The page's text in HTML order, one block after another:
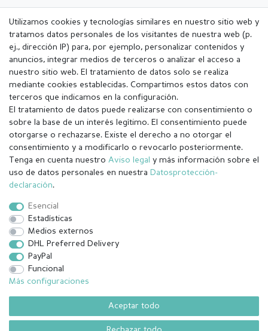
Aviso legal Política de Privacidad
Utilizamos cookies y tecnologías similares en nuestro sitio web y
tratamos datos personales de los visitantes de nuestra web (p.
ej., dirección IP) para, por ejemplo, personalizar contenidos y
anuncios, integrar medios de terceros o analizar el acceso a
nuestro sitio web. El tratamiento de datos solo se realiza
mediante cookies establecidas. Compartimos estos datos con
terceros que indicamos en la configuración.
El tratamiento de datos puede realizarse con consentimiento o
sobre la base de un interés legítimo. El consentimiento puede
otorgarse o rechazarse. Existe el derecho a no otorgar el
consentimiento y a modificarlo o revocarlo posteriormente.
Tenga en cuenta nuestro Aviso legal y más información sobre el
uso de datos personales en nuestra Datos­protección­
declaración.
Esencial
Estadísticas
Medios externos
DHL Preferred Delivery
PayPal
Funcional
Más configuraciones
Aceptar todo